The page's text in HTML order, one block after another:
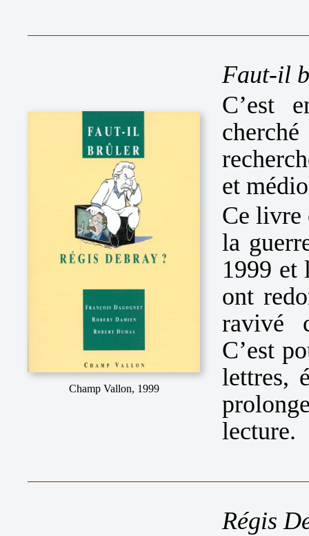
Champ Vallon, 1999
Faut-il
C’est
et
Ce livre
la
1999 et
ont
ravivé
C’est
lettres,
lecture.
Régis